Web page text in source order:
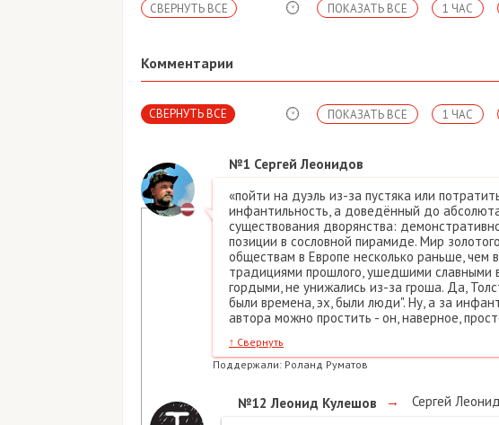
СВЕРНУТЬ ВСЕ 1 ЧАС
ПОКАЗАТЬ ВСЕ
Комментарии
СВЕРНУТЬ ВСЕ 1 ЧАС
ПОКАЗАТЬ ВСЕ
№1 Сергей Леонидов
«пойти на дуэль из-за пустяка или
инфантильность, а доведённый до
существования дворянства:
позиции в сословной пирамиде. Мир
обществам в Европе несколько раньше, чем
традициями прошлого, ушедшими
гордыми, не унижались из-за гроша. Да,
были времена, эх, были люди". Ну, а за
автора можно простить - он, наверное,
↑ Свернуть
Поддержали: Роланд Руматов
№12 Леонид Кулешов → Сергей